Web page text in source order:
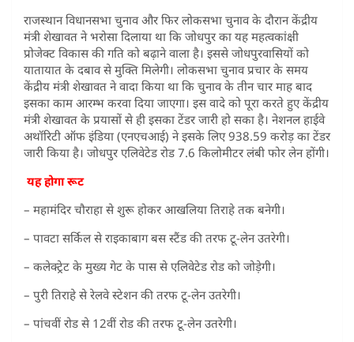
राजस्थान विधानसभा चुनाव और फिर लोकसभा चुनाव के दौरान केंद्रीय
मंत्री शेखावत ने भरोसा दिलाया था कि जोधपुर का यह महत्वकांक्षी
प्रोजेक्ट विकास की गति को बढ़ाने वाला है। इससे जोधपुरवासियों को
यातायात के दबाव से मुक्ति मिलेगी। लोकसभा चुनाव प्रचार के समय
केंद्रीय मंत्री शेखावत ने वादा किया था कि चुनाव के तीन चार माह बाद
इसका काम आरम्भ करवा दिया जाएगा। इस वादे को पूरा करते हुए केंद्रीय
मंत्री शेखावत के प्रयासों से ही इसका टेंडर जारी हो सका है। नेशनल हाईवे
अथॉरिटी ऑफ इंडिया (एनएचआई) ने इसके लिए 938.59 करोड़ का टेंडर
जारी किया है। जोधपुर एलिवेटेड रोड 7.6 किलोमीटर लंबी फोर लेन होंगी।
यह होगा रूट
– महामंदिर चौराहा से शुरू होकर आखलिया तिराहे तक बनेगी।
– पावटा सर्किल से राइकाबाग बस स्टैंड की तरफ टू-लेन उतरेगी।
– कलेक्ट्रेट के मुख्य गेट के पास से एलिवेटेड रोड को जोड़ेगी।
– पुरी तिराहे से रेलवे स्टेशन की तरफ टू-लेन उतरेगी।
– पांचवीं रोड से 12वीं रोड की तरफ टू-लेन उतरेगी।